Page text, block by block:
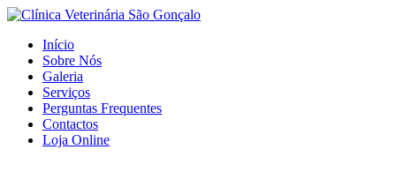
Início
Sobre Nós
Galeria
Serviços
Perguntas Frequentes
Contactos
Loja Online